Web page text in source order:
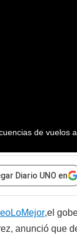
de vuelos
Diario UNO en
,el
anunció que